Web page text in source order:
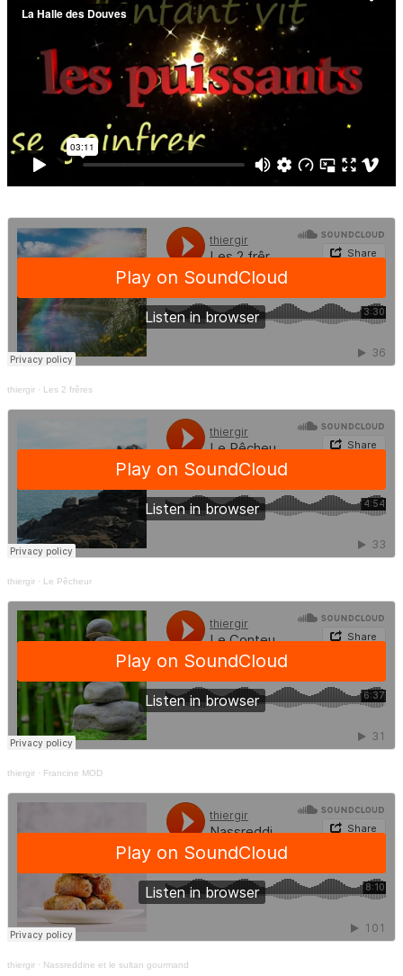
thiergir · Les 2 frêres
thiergir · Le Pêcheur
thiergir · Francine MOD
thiergir · Nassreddine et le sultan gourmand